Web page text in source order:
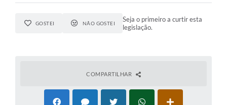
GOSTEI NÃO GOSTEI
Seja o primeiro a curtir esta
legislação.
COMPARTILHAR